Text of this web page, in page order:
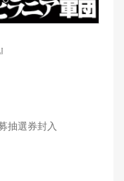
抽選券封入